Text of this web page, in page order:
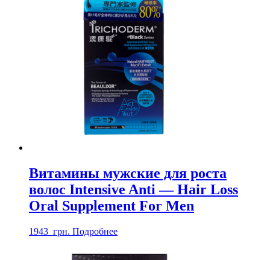
Витамины мужские для роста
волос Intensive Anti — Hair Loss
Oral Supplement For Men
1943 грн. Подробнее